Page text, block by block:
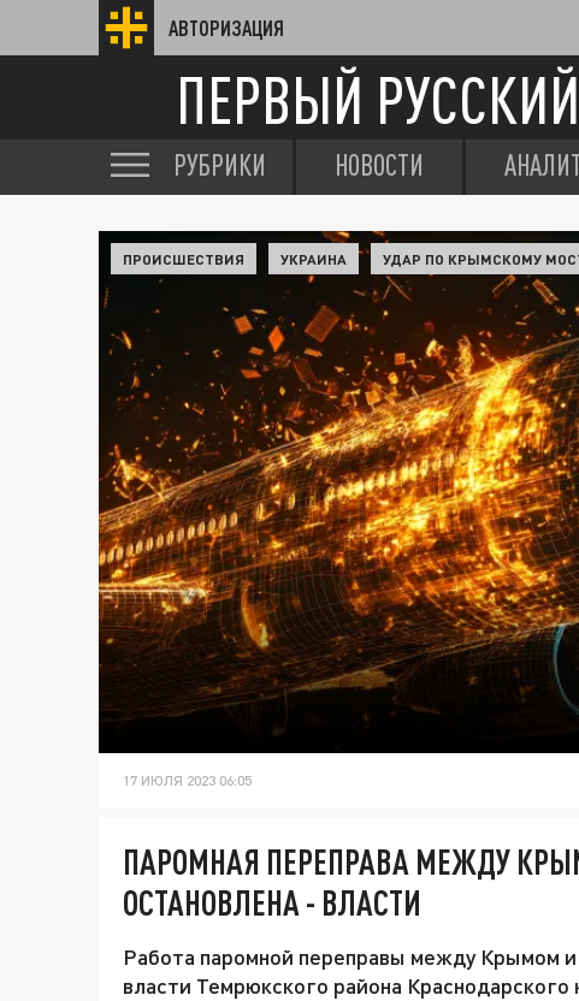
АВТОРИЗАЦИЯ
ПЕРВЫЙ РУССКИЙ
РУБРИКИ НОВОСТИ
ПРОИСШЕСТВИЯ УКРАИНА УДАР ПО КРЫМСКОМУ
17 ИЮЛЯ 2023 06:05
ПАРОМНАЯ ПЕРЕПРАВА МЕЖДУ
ОСТАНОВЛЕНА - ВЛАСТИ
Работа паромной переправы между Крымом
власти Темрюкского района Краснодарского